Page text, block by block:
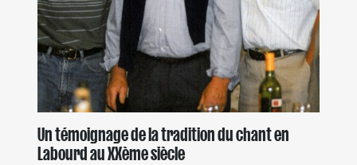
Un témoignage de la tradition du chant en
Labourd au XXème siècle